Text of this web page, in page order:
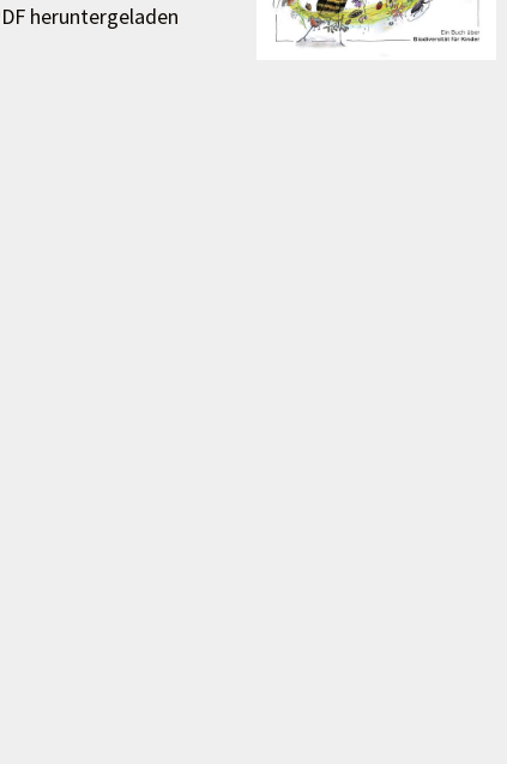
heruntergeladen